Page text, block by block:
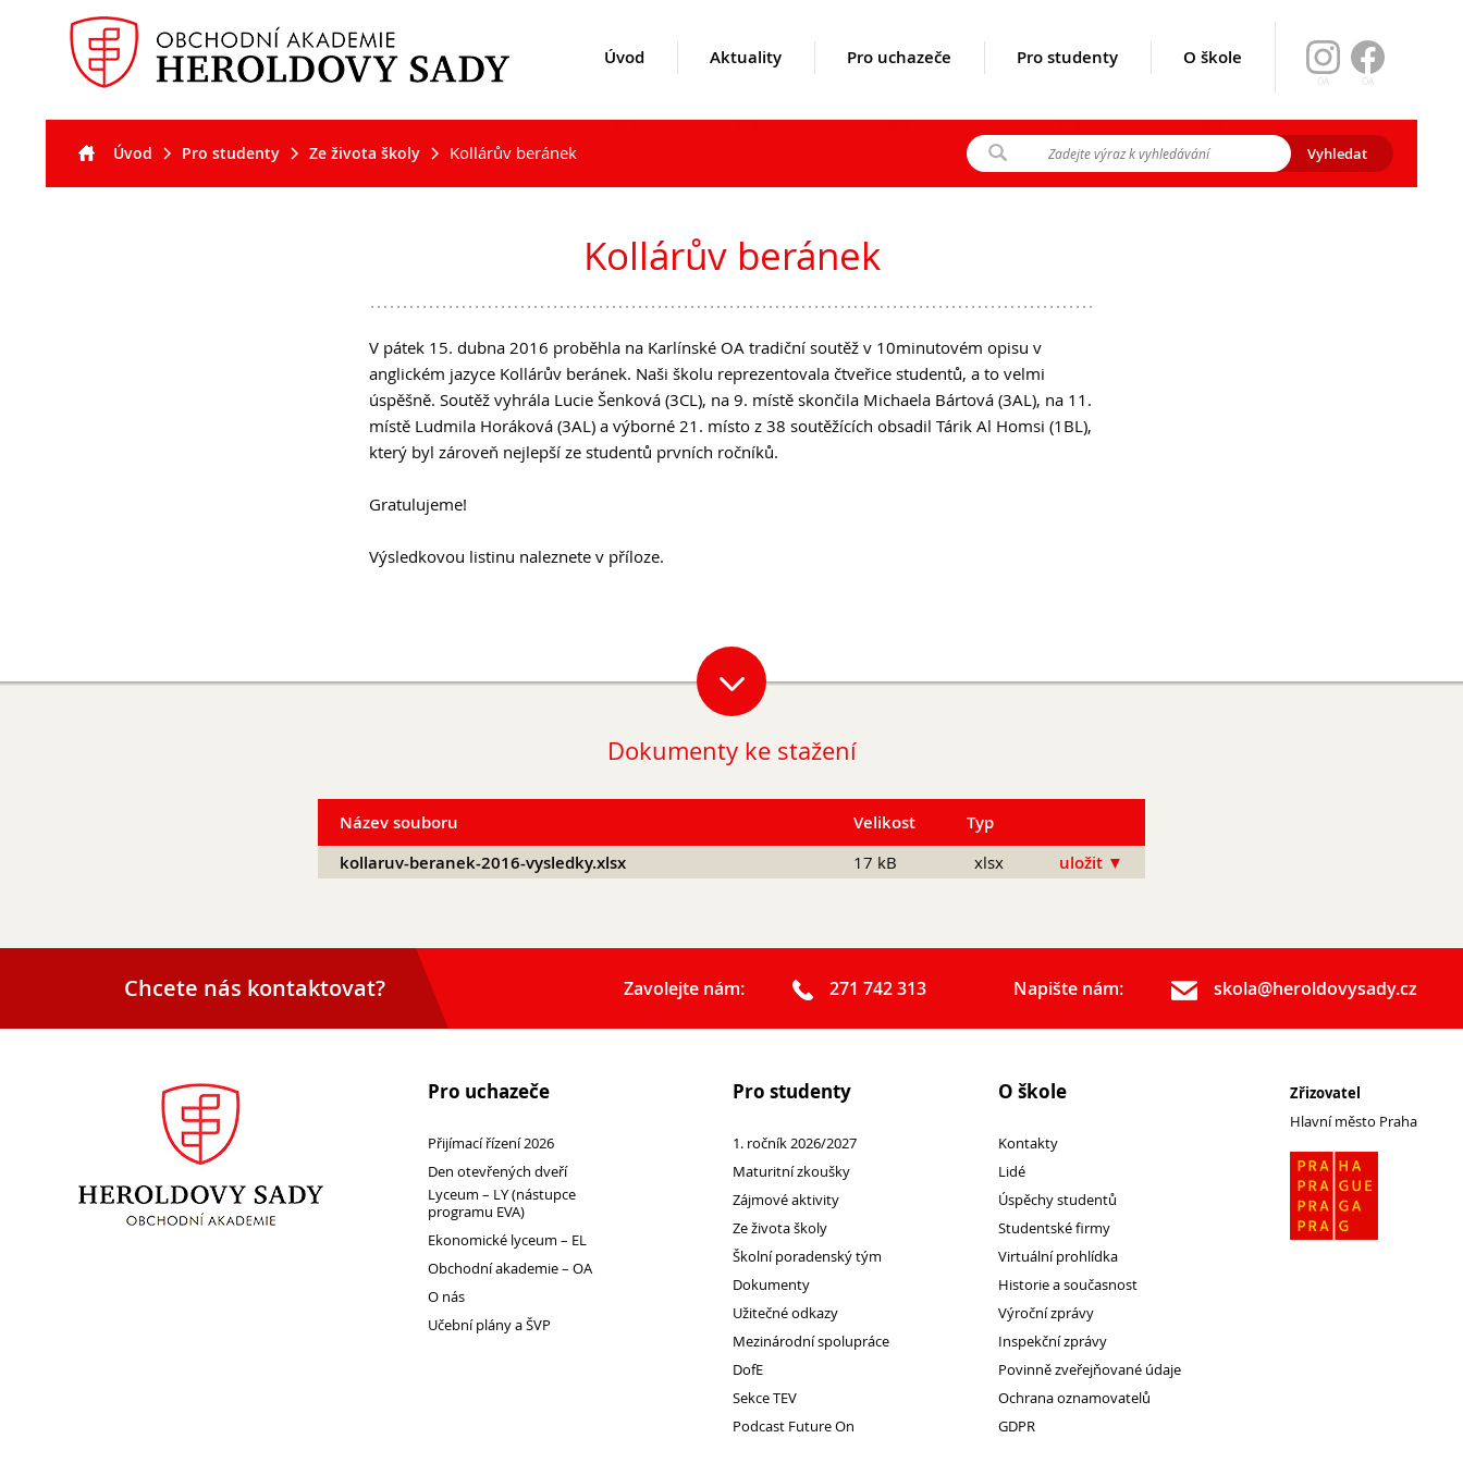
OA
OA
Úvod Aktuality
Aktuality
Opravné zkoušky a doklasifikace srpen
Pro uchazeče
Pro
Přijímací řízení 2026
Lyceum – LY (nástupce programu EVA)
O nás
Učební plány a ŠVP
Pro studenty
Pro
1. ročník 2026/2027
Zájmové aktivity
Dokumenty
Užitečné odkazy
Mezinárodní spolupráce
DofE
O škole
O škole
Kontakty
Úspěchy studentů
Historie a současnost
Výroční zprávy
Inspekční zprávy
Povinně zveřejňované údaje
Úvod Pro studenty Ze života školy Kollárův beránek
Kollárův beránek
V pátek 15. dubna 2016 proběhla na Karlínské OA tradiční soutěž v 10minutovém opisu v
anglickém jazyce Kollárův beránek. Naši školu reprezentovala čtveřice studentů, a to velmi
úspěšně. Soutěž vyhrála Lucie Šenková (3CL), na 9. místě skončila Michaela Bártová (3AL), na 11.
místě Ludmila Horáková (3AL) a výborné 21. místo z 38 soutěžících obsadil Tárik Al Homsi (1BL),
který byl zároveň nejlepší ze studentů prvních ročníků.
Gratulujeme!
Výsledkovou listinu naleznete v příloze.
Dokumenty ke stažení
Název souboru Velikost
Typ
kollaruv-beranek-2016-vysledky.xlsx
17 kB xlsx uložit ▼
Chcete nás kontaktovat? Zavolejte nám: 271 742 313 Napište nám: skola@heroldovysady.cz
Pro uchazeče
Přijímací řízení 2026
Den otevřených dveří
Lyceum – LY (nástupce
programu EVA)
Ekonomické lyceum – EL
Obchodní akademie – OA
O nás
Učební plány a ŠVP
Pro studenty
1. ročník 2026/2027
Maturitní zkoušky
Zájmové aktivity
Ze života školy
Školní poradenský tým
Dokumenty
Užitečné odkazy
Mezinárodní spolupráce
DofE
Sekce TEV
Podcast Future On
O škole
Kontakty
Lidé
Úspěchy studentů
Studentské firmy
Virtuální prohlídka
Historie a současnost
Výroční zprávy
Inspekční zprávy
Povinně zveřejňované údaje
Ochrana oznamovatelů
GDPR
Zřizovatel
Hlavní město Praha